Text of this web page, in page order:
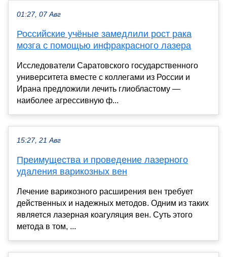
01:27, 07 Авг
Российские учёные замедлили рост рака
мозга с помощью инфракрасного лазера
Исследователи Саратовского государственного
университета вместе с коллегами из России и
Ирана предложили лечить глиобластому —
наиболее агрессивную ф...
15:27, 21 Авг
Преимущества и проведение лазерного
удаления варикозных вен
Лечение варикозного расширения вен требует
действенных и надежных методов. Одним из таких
является лазерная коагуляция вен. Суть этого
метода в том, ...